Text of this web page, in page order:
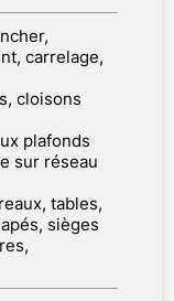
carrelage,
plafonds
sièges